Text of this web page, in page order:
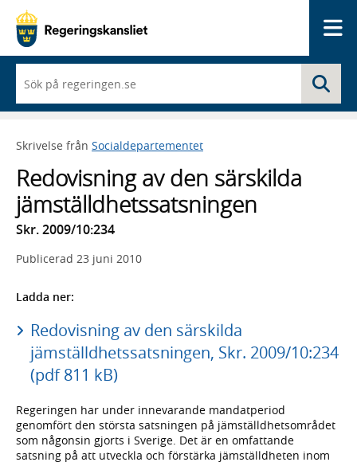
du
börjar
skriva
framträder
lista
med
sökförslag
Skrivelse från Socialdepartementet
Redovisning av den särskilda
jämställdhetssatsningen
Skr. 2009/10:234
Publicerad 23 juni 2010
Ladda ner:
Redovisning av den särskilda
jämställdhetssatsningen, Skr. 2009/10:234
(pdf 811 kB)
Regeringen har under innevarande mandatperiod
genomfört den största satsningen på jämställdhetsområdet
som någonsin gjorts i Sverige. Det är en omfattande
satsning på att utveckla och förstärka jämställdheten inom